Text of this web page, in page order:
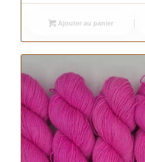
Ajouter au panier